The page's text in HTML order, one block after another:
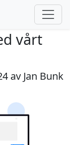
vårt
av Jan Bunk